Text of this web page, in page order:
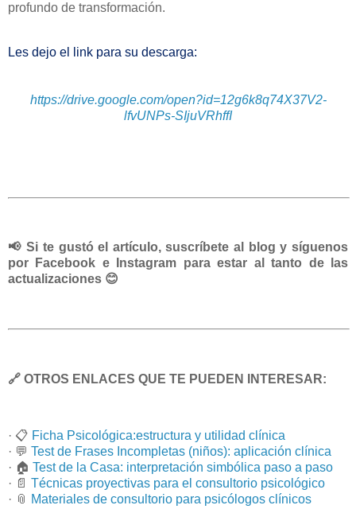
profundo de transformación.
Les dejo el link para su descarga:
https://drive.google.com/open?id=12g6k8q74X37V2-
lfvUNPs-SIjuVRhffI
📢 Si te gustó el artículo, suscríbete al blog y síguenos
por Facebook e Instagram para estar al tanto de las
actualizaciones 😊
🔗 OTROS ENLACES QUE TE PUEDEN INTERESAR:
· 📋 Ficha Psicológica:estructura y utilidad clínica
· 💬 Test de Frases Incompletas (niños): aplicación clínica
· 🏠 Test de la Casa: interpretación simbólica paso a paso
· 📄 Técnicas proyectivas para el consultorio psicológico
· 📎 Materiales de consultorio para psicólogos clínicos